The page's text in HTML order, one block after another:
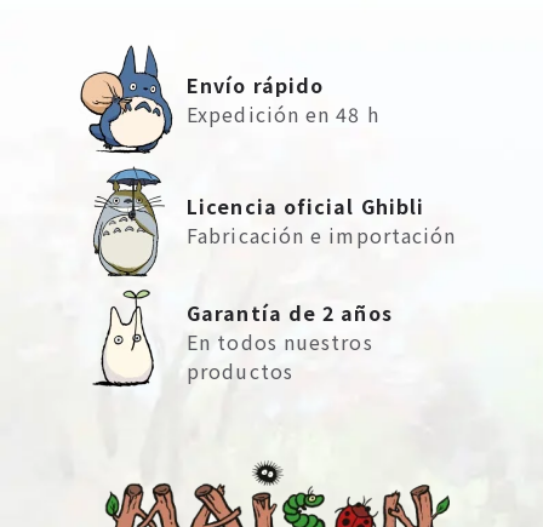
Envío rápido
Expedición en 48 h
Licencia oficial Ghibli
Fabricación e importación
Garantía de 2 años
En todos nuestros
productos